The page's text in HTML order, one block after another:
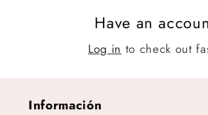
Have an
Log in to check out
Información